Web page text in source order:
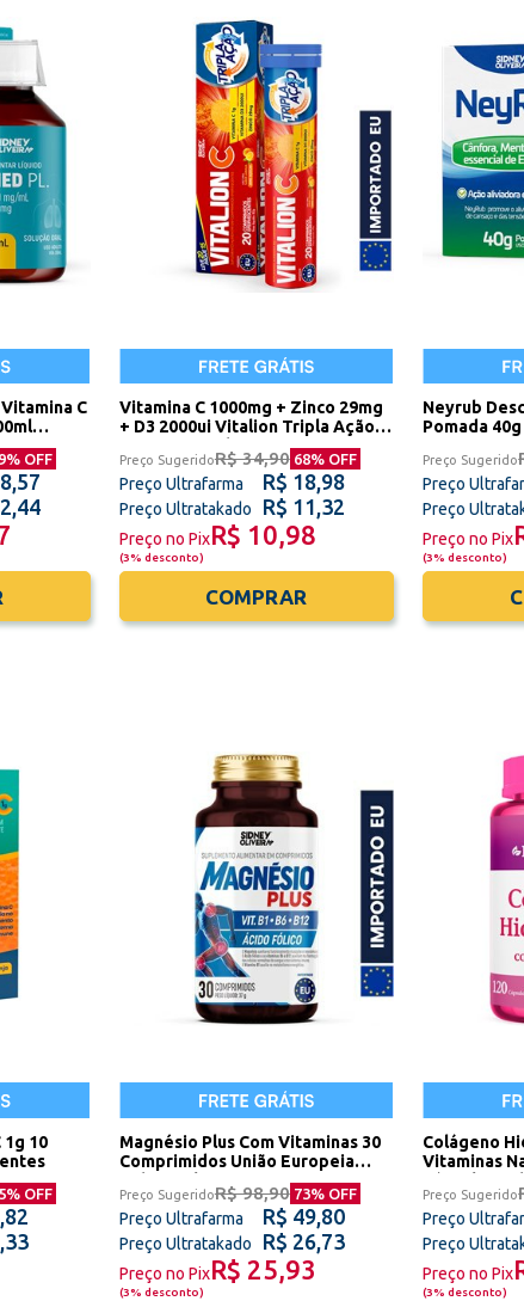
C
% OFF
Vitamina C 1000mg + Zinco 29mg
+ D3 2000ui Vitalion Tripla Ação
20 Comprimidos Efervescentes
União Europeia Sidney Oliveira
Preço SugeridoR$ 34,90 68% OFF
Preço Ultrafarma R$ 18,98
Preço Ultratakado R$ 11,32
Preço no PixR$ 10,98
(3% desconto)
COMPRAR
Neyrub
Pomada
Preço Sugerido
Preço
Preço
Preço no Pix
(3% desconto)
1g 10
% OFF
Magnésio Plus Com Vitaminas 30
Comprimidos União Europeia
Preço SugeridoR$ 98,90 73% OFF
Preço Ultrafarma R$ 49,80
Preço Ultratakado R$ 26,73
Preço no PixR$ 25,93
(3% desconto)
Colágeno
Vitaminas
Preço Sugerido
Preço
Preço
Preço no Pix
(3% desconto)